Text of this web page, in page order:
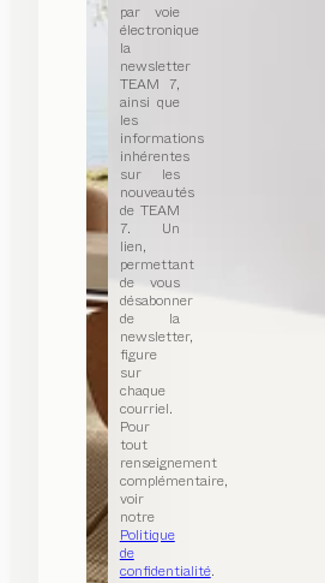
par voie
électronique
la
newsletter
TEAM 7,
ainsi que
les
informations
inhérentes
sur les
nouveautés
de TEAM
7. Un
lien,
permettant
de vous
désabonner
de la
newsletter,
figure
sur
chaque
courriel.
Pour
tout
renseignement
complémentaire,
voir
notre
Politique
de
confidentialité.